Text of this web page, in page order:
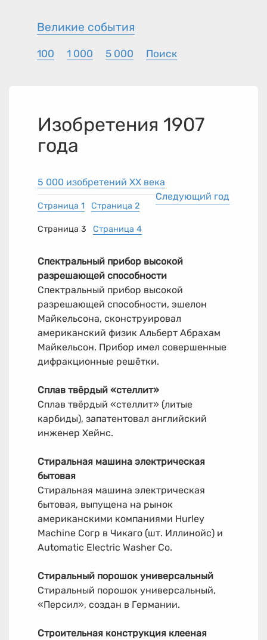
Великие события
100 1 000 5 000 Поиск
Изобретения 1907
года
5 000 изобретений XX века
Следующий год
Страница 1 Страница 2
Страница 3 Страница 4
Спектральный прибор высокой
разрешающей способности
Спектральный прибор высокой
разрешающей способности, эшелон
Майкельсона, сконструировал
американский физик Альберт Абрахам
Майкельсон. Прибор имел совершенные
дифракционные решётки.
Сплав твёрдый «стеллит»
Сплав твёрдый «стеллит» (литые
карбиды), запатентовал английский
инженер Хейнс.
Стиральная машина электрическая
бытовая
Стиральная машина электрическая
бытовая, выпущена на рынок
американскими компаниями Hurley
Machine Согр в Чикаго (шт. Иллинойс) и
Automatic Electric Washer Co.
Стиральный порошок универсальный
Стиральный порошок универсальный,
«Персил», создан в Германии.
Строительная конструкция клееная